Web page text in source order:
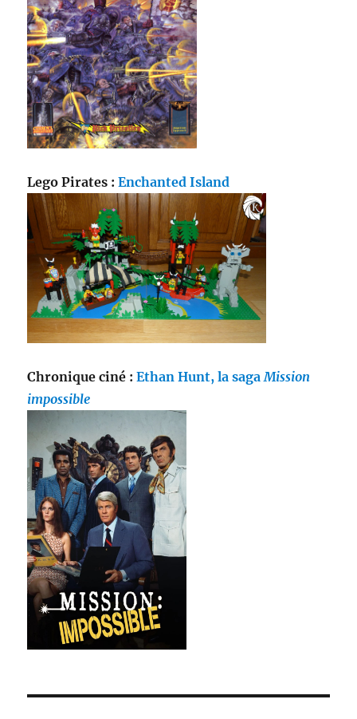
Lego Pirates :Enchanted Island
Chronique ciné :Ethan Hunt, la saga Mission
impossible